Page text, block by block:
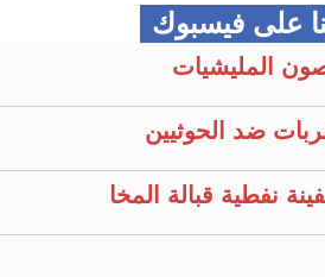
على فيسبوك
المليشيات
ضد الحوثيين
نفطية قبالة المخا